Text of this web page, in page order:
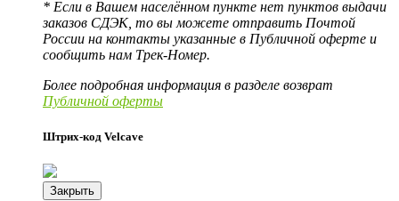
* Если в Вашем населённом пункте нет пунктов выдачи
заказов СДЭК, то вы можете отправить Почтой
России на контакты указанные в Публичной оферте и
сообщить нам Трек-Номер.
Более подробная информация в разделе возврат
Публичной оферты
Штрих-код Velcave
Закрыть